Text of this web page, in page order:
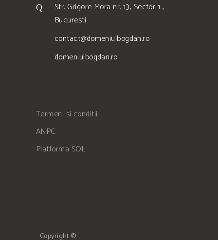
Str. Grigore Mora nr. 13, Sector 1 ,
Bucuresti
contact@domeniulbogdan.ro
domeniulbogdan.ro
Termeni si conditii
ANPC
Platforma SOL
Copyright ©